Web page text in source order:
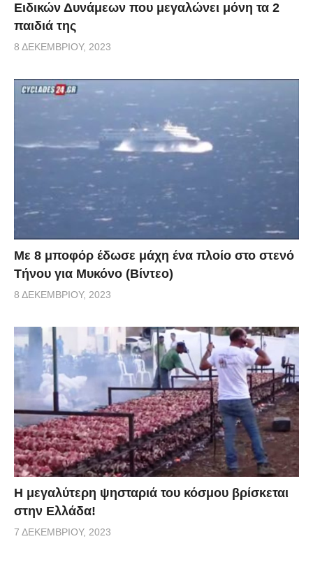
Ειδικών Δυνάμεων που μεγαλώνει μόνη τα 2
παιδιά της
8 ΔΕΚΕΜΒΡΊΟΥ, 2023
Με 8 μποφόρ έδωσε μάχη ένα πλοίο στο στενό
Τήνου για Μυκόνο (Βίντεο)
8 ΔΕΚΕΜΒΡΊΟΥ, 2023
Η μεγαλύτερη ψησταριά του κόσμου βρίσκεται
στην Ελλάδα!
7 ΔΕΚΕΜΒΡΊΟΥ, 2023